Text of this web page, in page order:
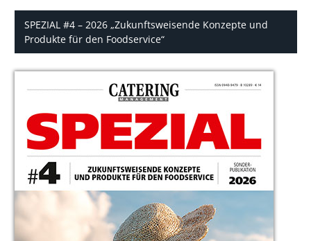
SPEZIAL #4 – 2026 „Zukunftsweisende Konzepte und
Produkte für den Foodservice“